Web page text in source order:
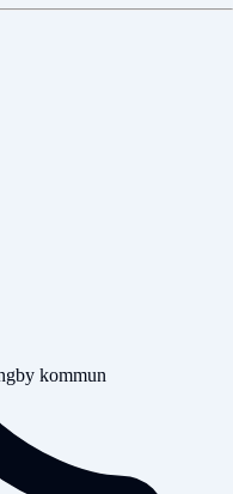
kommun